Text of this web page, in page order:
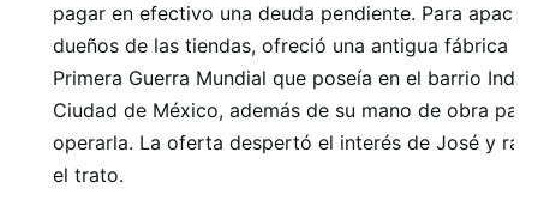
pagar en efectivo una deuda pendiente. Para
dueños de las tiendas, ofreció una antigua fábrica
Primera Guerra Mundial que poseía en el barrio
Ciudad de México, además de su mano de obra
operarla. La oferta despertó el interés de José y
el trato.